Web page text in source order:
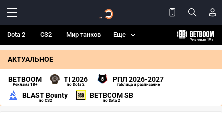
Dota 2 CS2 Мир танков Еще
АКТУАЛЬНОЕ
BETBOOM
Реклама 18+
TI 2026
по Dota 2
РПЛ 2026-2027
таблица и расписание
BLAST Bounty
по CS2
BETBOOM SB
по Dota 2